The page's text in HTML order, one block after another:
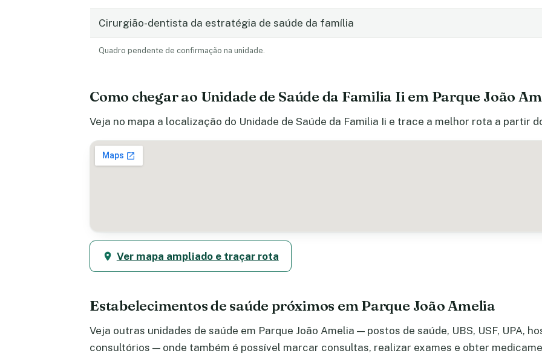
Cirurgião-dentista da estratégia de saúde da família
Quadro pendente de confirmação na unidade.
Como chegar ao Unidade de Saúde da Familia Ii em Parque João
Veja no mapa a localização do Unidade de Saúde da Familia Ii e trace a melhor rota a partir
Ver mapa ampliado e traçar rota
Estabelecimentos de saúde próximos em Parque João Amelia
Veja outras unidades de saúde em Parque João Amelia — postos de saúde, UBS, USF, UPA,
consultórios — onde também é possível marcar consultas, realizar exames e obter